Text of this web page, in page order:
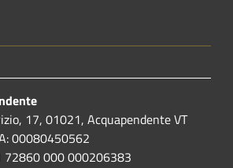
17, 01021, Acquapendente VT
00080450562
72860 000 000206383